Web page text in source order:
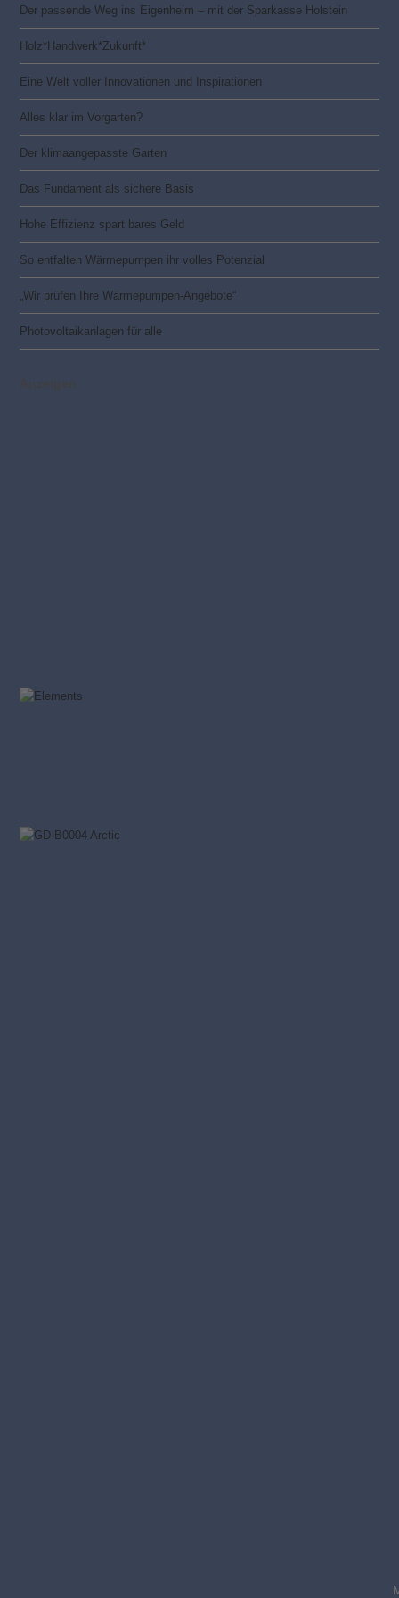
Der passende Weg ins Eigenheim – mit der Sparkasse Holstein
Holz*Handwerk*Zukunft*
Eine Welt voller Innovationen und Inspirationen
Alles klar im Vorgarten?
Der klimaangepasste Garten
Das Fundament als sichere Basis
Hohe Effizienz spart bares Geld
So entfalten Wärmepumpen ihr volles Potenzial
„Wir prüfen Ihre Wärmepumpen-Angebote“
Photovoltaik­­anlagen für alle